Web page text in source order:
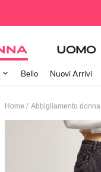
UOMO
Bello Nuovi Arrivi
Home / Abbigliamento donna